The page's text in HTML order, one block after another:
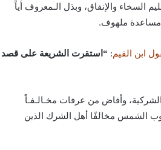
السخاء والإنفاق، وبذل الـمعروف أياً
مساعدة ملهوف.
ابن القيم: “استقرت الشريعة على قصد
وأفاض من عرفات مخـالـفـاً
الشمس مخالفًا أهل الشرك الذين